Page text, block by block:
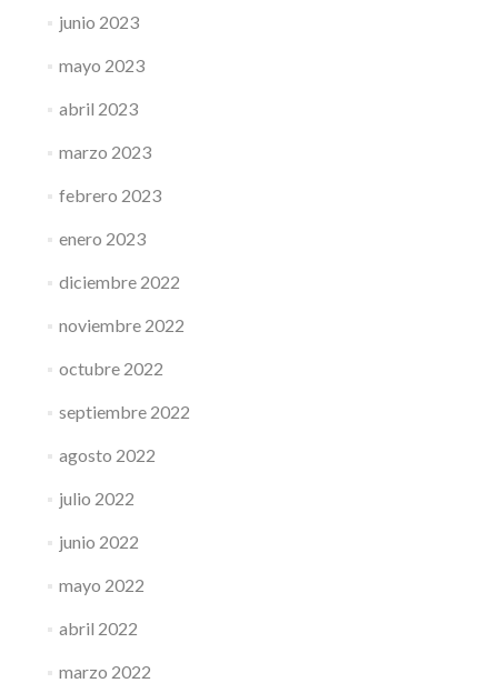
junio 2023
mayo 2023
abril 2023
marzo 2023
febrero 2023
enero 2023
diciembre 2022
noviembre 2022
octubre 2022
septiembre 2022
agosto 2022
julio 2022
junio 2022
mayo 2022
abril 2022
marzo 2022